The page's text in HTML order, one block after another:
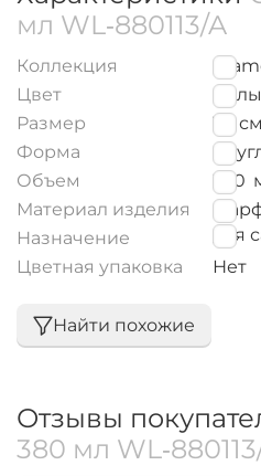
мл WL‑880113/A
Коллекция
Цвет
Размер
12
см
Форма
Объем
380
Материал изделия
Назначение
для
Цветная упаковка
Нет
Найти похожие
Отзывы
380 мл